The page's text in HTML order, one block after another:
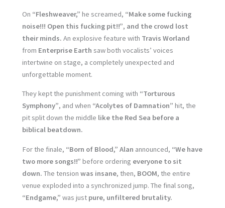
On “Fleshweaver,” he screamed, “Make some fucking
noise!!! Open this fucking pit!!”, and the crowd lost
their minds. An explosive feature with Travis Worland
from Enterprise Earth saw both vocalists’ voices
intertwine on stage, a completely unexpected and
unforgettable moment.
They kept the punishment coming with “Torturous
Symphony”, and when “Acolytes of Damnation” hit, the
pit split down the middle like the Red Sea before a
biblical beatdown.
For the finale, “Born of Blood,” Alan announced, “We have
two more songs!!” before ordering everyone to sit
down. The tensionwas insane, then, BOOM, the entire
venue exploded into a synchronized jump. The final song,
“Endgame,” was just pure, unfiltered brutality.